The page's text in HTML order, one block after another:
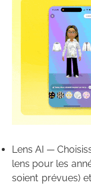
Lens AI —
lens pour les
soient prévues)